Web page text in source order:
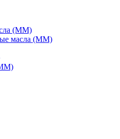
(ММ)
масла (ММ)